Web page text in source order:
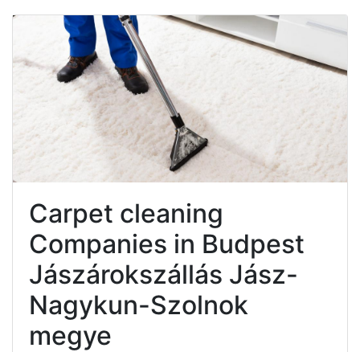
Carpet cleaning
Companies in Budpest
Jászárokszállás Jász-
Nagykun-Szolnok
megye